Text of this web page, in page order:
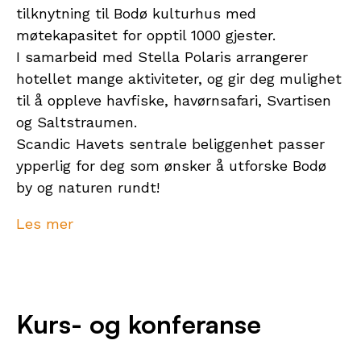
tilknytning til Bodø kulturhus med
møtekapasitet for opptil 1000 gjester.
I samarbeid med Stella Polaris arrangerer
hotellet mange aktiviteter, og gir deg mulighet
til å oppleve havfiske, havørnsafari, Svartisen
og Saltstraumen.
Scandic Havets sentrale beliggenhet passer
ypperlig for deg som ønsker å utforske Bodø
by og naturen rundt!
Hotellet tilbyr et hav av opplevelser i
sommermånedene vil hotellets egen
Les mer
Kurs- og konferanse